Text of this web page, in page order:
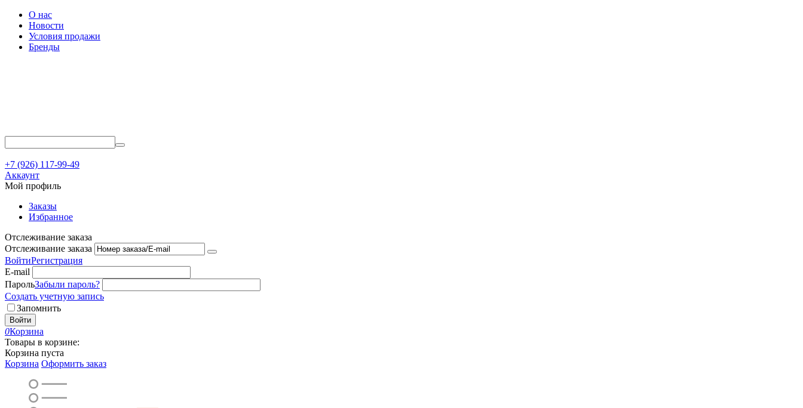
О нас
Новости
Условия продажи
Бренды
+7 (926) 117-99-49
Аккаунт
Мой профиль
Заказы
Избранное
Отслеживание заказа
Отслеживание заказа
ВойтиРегистрация
E-mail
ПарольЗабыли пароль?
Создать учетную запись
Запомнить
Войти
0Корзина
Товары в корзине:
Корзина пуста
Корзина Оформить заказ